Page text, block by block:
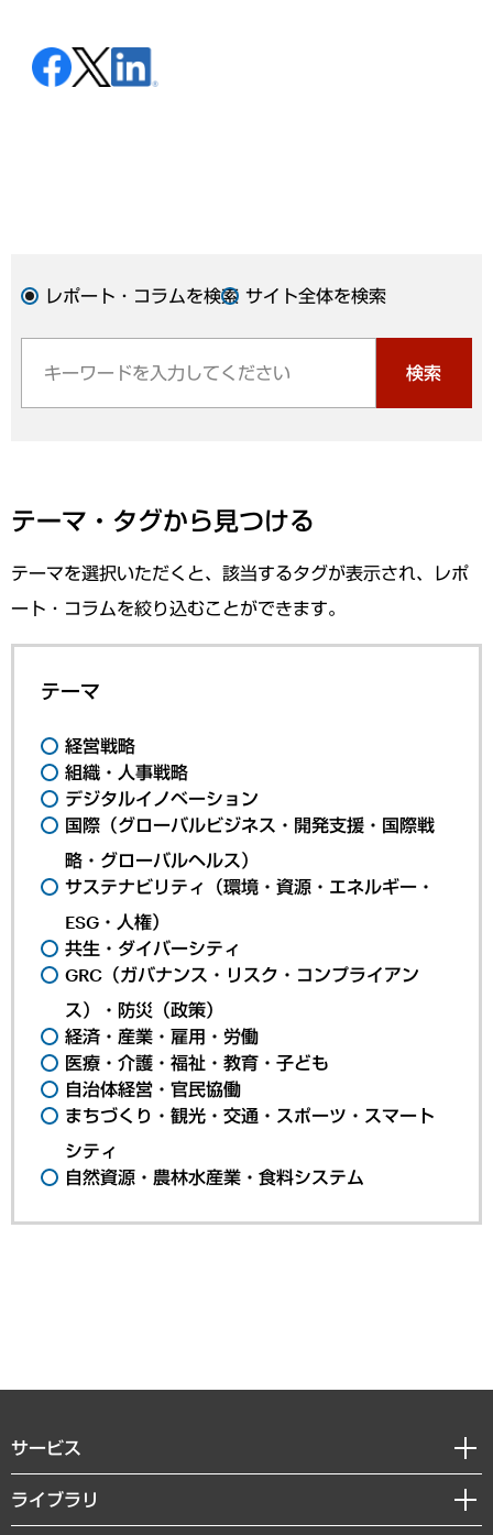
レポート・コラムを検索 サイト全体を検索
検索
テーマ・タグから見つける
テーマを選択いただくと、該当するタグが表示され、レポ
ート・コラムを絞り込むことができます。
テーマ
経営戦略
組織・人事戦略
デジタルイノベーション
国際（グローバルビジネス・開発支援・国際戦
略・グローバルヘルス）
サステナビリティ（環境・資源・エネルギー・
ESG・人権）
共生・ダイバーシティ
GRC（ガバナンス・リスク・コンプライアン
ス）・防災（政策）
経済・産業・雇用・労働
医療・介護・福祉・教育・子ども
自治体経営・官民協働
まちづくり・観光・交通・スポーツ・スマート
シティ
自然資源・農林水産業・食料システム
サービス
経営戦略
組織・人事戦略
ライブラリ